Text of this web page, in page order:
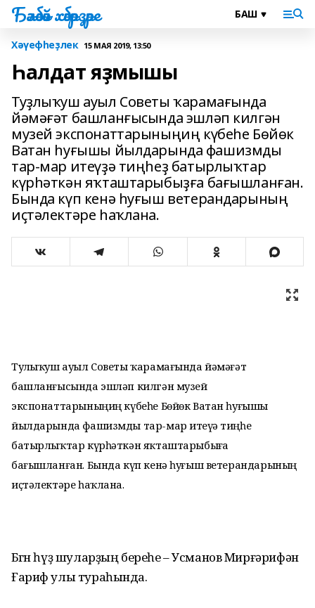
Бәләбәй хәбәрҙәре
Хәүефһеҙлек 15 МАЯ 2019, 13:50
Һалдат яҙмышы
Туҙлыҡуш ауыл Советы ҡарамағында
йәмәғәт башланғысында эшләп килгән
музей экспонаттарыныңиң күбеһе Бөйөк
Ватан һуғышы йылдарында фашизмды
тар-мар итеүҙә тиңһеҙ батырлыҡтар
күрһәткән яҡташтарыбыҙға бағышланған.
Бында күп кенә һуғыш ветерандарының
иҫтәлектәре һаҡлана.
Туҙлыҡуш ауыл Советы ҡарамағында йәмәғәт
башланғысында эшләп килгән музей
экспонаттарыныңиң күбеһе Бөйөк Ватан һуғышы
йылдарында фашизмды тар-мар итеүҙә тиңһеҙ
батырлыҡтар күрһәткән яҡташтарыбыҙға
бағышланған. Бында күп кенә һуғыш ветерандарының
иҫтәлектәре һаҡлана.
Бөгөн һүҙ шуларҙың береһе – Усманов Мирғәрифән
Ғариф улы тураһында.